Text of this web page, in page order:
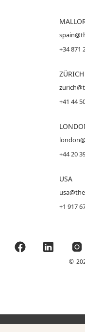
+34 871
+41 44
+44 20
USA
+1 917
©